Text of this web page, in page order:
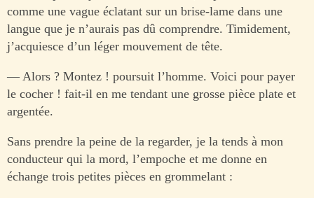
comme une vague éclatant sur un brise-lame dans une
langue que je n’aurais pas dû comprendre. Timidement,
j’acquiesce d’un léger mouvement de tête.
— Alors ? Montez ! poursuit l’homme. Voici pour payer
le cocher ! fait-il en me tendant une grosse pièce plate et
argentée.
Sans prendre la peine de la regarder, je la tends à mon
conducteur qui la mord, l’empoche et me donne en
échange trois petites pièces en grommelant :